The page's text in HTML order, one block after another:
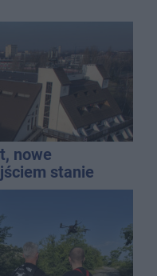
nowe
stanie